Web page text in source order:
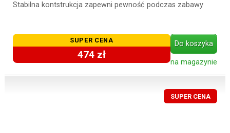
Stabilna kontstrukcja zapewni pewność podczas zabawy
SUPER CENA
474 zł
Do koszyka
na magazynie
SUPER CENA